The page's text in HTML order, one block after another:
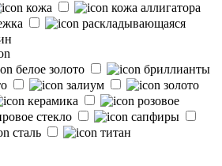
кожа
кожа аллигатора
раскладывающаяся
белое золото
бриллианты
залиум
золото
керамика
розовое
стекло
сапфиры
сталь титан